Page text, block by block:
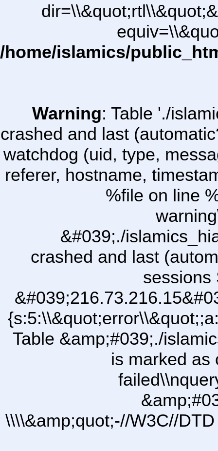
/home/islamics/
Warning: Table './
crashed and last
watchdog (uid, type,
referer, hostname,
%file on line
&#039;./
crashed and last
sessions
Table &amp;#039;./
is marked as
\\\\&amp;quot;-//W3C//